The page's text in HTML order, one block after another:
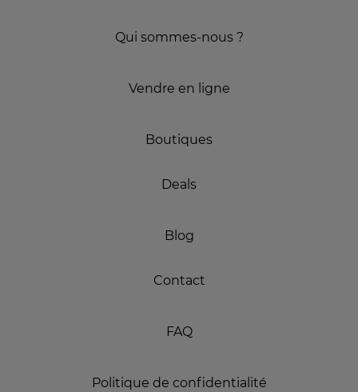
Qui sommes-nous ?
Vendre en ligne
Boutiques
Deals
Blog
Contact
FAQ
Politique de confidentialité